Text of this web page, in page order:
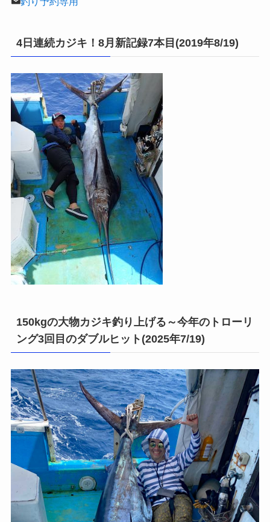
4日連続カジキ！8月新記録7本目(2019年8/19)
150kgの大物カジキ釣り上げる～今年のトローリ
ング3回目のダブルヒット(2025年7/19)